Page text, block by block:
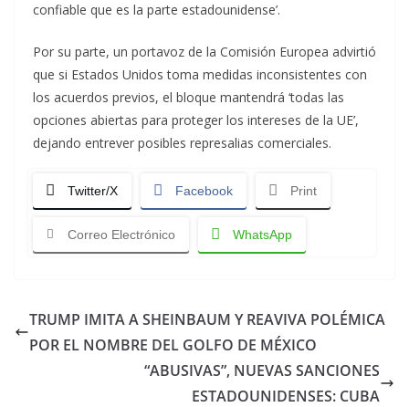
confiable que es la parte estadounidense’.
Por su parte, un portavoz de la Comisión Europea advirtió
que si Estados Unidos toma medidas inconsistentes con
los acuerdos previos, el bloque mantendrá ‘todas las
opciones abiertas para proteger los intereses de la UE’,
dejando entrever posibles represalias comerciales.
Twitter/X Facebook Print
Correo Electrónico WhatsApp
TRUMP IMITA A SHEINBAUM Y REAVIVA POLÉMICA
POR EL NOMBRE DEL GOLFO DE MÉXICO
“ABUSIVAS”, NUEVAS SANCIONES
ESTADOUNIDENSES: CUBA